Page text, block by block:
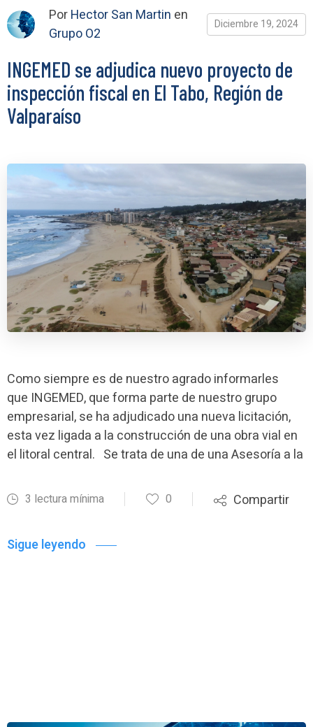
PorHector San Martin en
Grupo O2
Diciembre 19, 2024
INGEMED se adjudica nuevo proyecto de
inspección fiscal en El Tabo, Región de
Valparaíso
Como siempre es de nuestro agrado informarles
que INGEMED, que forma parte de nuestro grupo
empresarial, se ha adjudicado una nueva licitación,
esta vez ligada a la construcción de una obra vial en
el litoral central. Se trata de una de una Asesoría a la
3 lectura mínima 0 Compartir
Sigue leyendo